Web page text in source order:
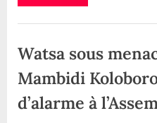
lance
des
Watsa sous
Mambidi
d’alarme à